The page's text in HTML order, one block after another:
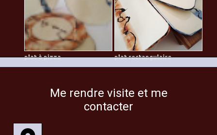
plat à pizza
plat rectangulaire
Me rendre visite et me
contacter